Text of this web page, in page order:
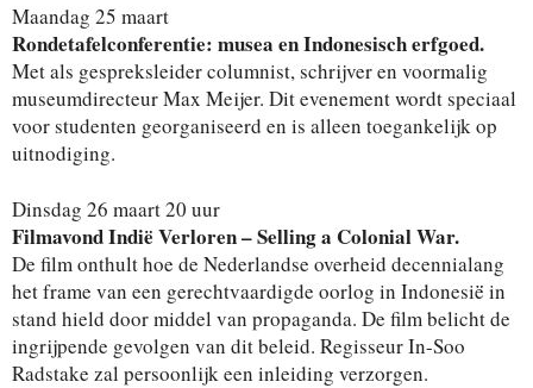
Maandag 25 maart
Rondetafelconferentie: musea en Indonesisch erfgoed.
Met als gespreksleider columnist, schrijver en voormalig
museumdirecteur Max Meijer. Dit evenement wordt speciaal
voor studenten georganiseerd en is alleen toegankelijk op
uitnodiging.
Dinsdag 26 maart 20 uur
Filmavond Indië Verloren – Selling a Colonial War.
De film onthult hoe de Nederlandse overheid decennialang
het frame van een gerechtvaardigde oorlog in Indonesië̈ in
stand hield door middel van propaganda. De film belicht de
ingrijpende gevolgen van dit beleid. Regisseur In-Soo
Radstake zal persoonlijk een inleiding verzorgen.